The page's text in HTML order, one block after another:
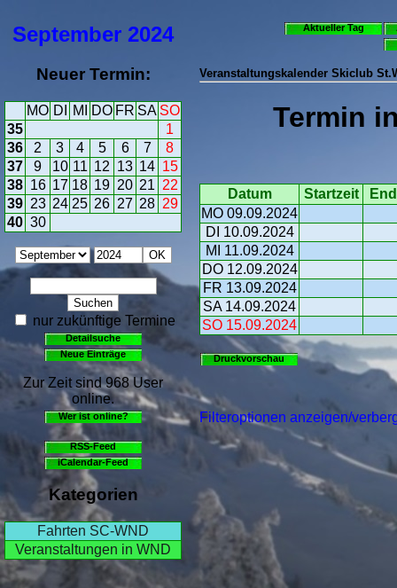
September 2024
Neuer Termin:
MO DI MI DO FR SA SO
35
1
36
2 3 4 5 6 7
8
37
9 10 11 12 13 14 15
38 16 17 18 19 20 21 22
39 23 24 25 26 27 28 29
40 30
nur zukünftige Termine
Detailsuche
Neue Einträge
Zur Zeit sind 968 User
online.
Wer ist online?
RSS-Feed
iCalendar-Feed
Kategorien
Fahrten SC-WND
Veranstaltungen in WND
Aktueller Tag
Veranstaltungskalender Skiclub
Termin
Datum Startzeit
MO 09.09.2024
DI 10.09.2024
MI 11.09.2024
DO 12.09.2024
FR 13.09.2024
SA 14.09.2024
SO 15.09.2024
Druckvorschau
Filteroptionen anzeigen/